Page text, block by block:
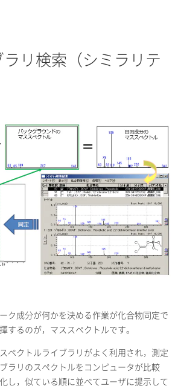
リ検索（シミラリテ
ク成分が何かを決める作業が化合物同定で
するのが，マススペクトルです。
ペクトルライブラリがよく利用され，測定
ラリのスペクトルをコンピュータが比較
し，似ている順に並べてユーザに提示して